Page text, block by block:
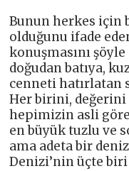
Bunun herkes için
olduğunu ifade
konuşmasını
doğudan batıya,
cenneti hatırlatan
Her birini,
hepimizin asli
en büyük tuzlu ve
ama adeta bir
Denizi’nin üçte